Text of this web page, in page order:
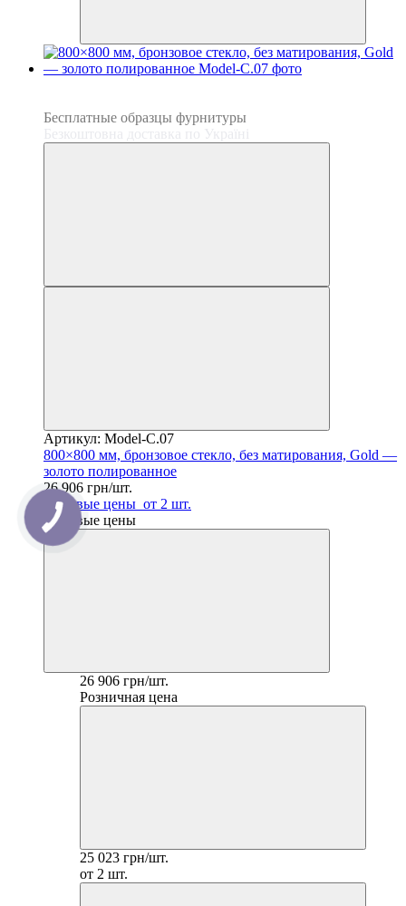
Бесплатные образцы фурнитуры
Артикул: Model-C.07
800×800 мм, бронзовое стекло, без матирования, Gold —
золото полированное
26 906 грн/шт.
Оптовые цены от 2 шт.
Оптовые цены
26 906 грн/шт.
Розничная цена
25 023 грн/шт.
от 2 шт.